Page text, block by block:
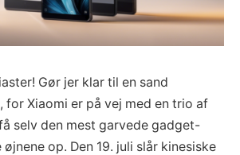
Gør jer klar til en sand
for Xiaomi er på vej med en trio af
selv den mest garvede gadget-
op. Den 19. juli slår kinesiske